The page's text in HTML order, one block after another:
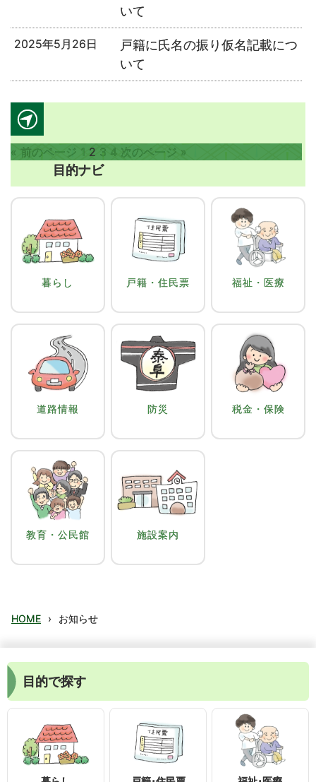
いて
2025年5月26日
戸籍に氏名の振り仮名記載につ
いて
« 前のページ 1 2 3 4 次のページ »
目的ナビ
暮らし 戸籍・住民票 福祉・医療
道路情報 防災 税金・保険
教育・公民館 施設案内
HOME › お知らせ
目的で探す